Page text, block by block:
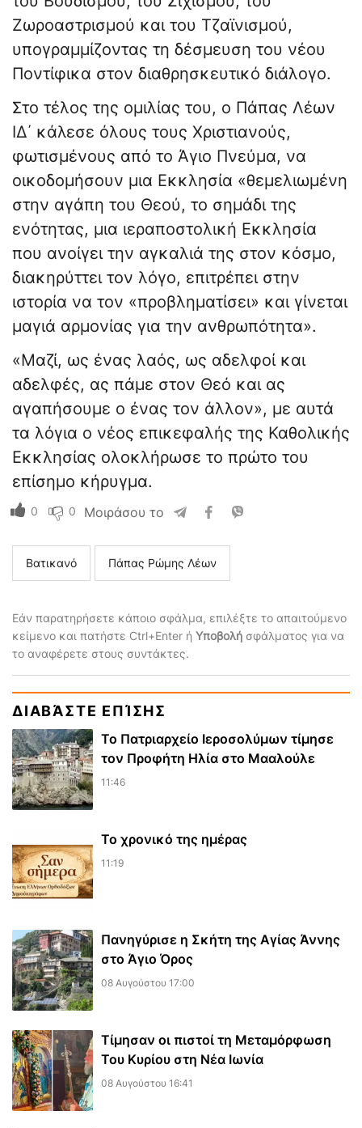
Ζωροαστρισμού και του Τζαϊνισμού,
υπογραμμίζοντας τη δέσμευση του νέου
Ποντίφικα στον διαθρησκευτικό διάλογο.
Στο τέλος της ομιλίας του, ο Πάπας Λέων
ΙΔ΄ κάλεσε όλους τους Χριστιανούς,
φωτισμένους από το Άγιο Πνεύμα, να
οικοδομήσουν μια Εκκλησία «θεμελιωμένη
στην αγάπη του Θεού, το σημάδι της
ενότητας, μια ιεραποστολική Εκκλησία
που ανοίγει την αγκαλιά της στον κόσμο,
διακηρύττει τον λόγο, επιτρέπει στην
ιστορία να τον «προβληματίσει» και γίνεται
μαγιά αρμονίας για την ανθρωπότητα».
«Μαζί, ως ένας λαός, ως αδελφοί και
αδελφές, ας πάμε στον Θεό και ας
αγαπήσουμε ο ένας τον άλλον», με αυτά
τα λόγια ο νέος επικεφαλής της Καθολικής
Εκκλησίας ολοκλήρωσε το πρώτο του
επίσημο κήρυγμα.
0 0 Μοιράσου το
Βατικανό Πάπας Ρώμης Λέων
Εάν παρατηρήσετε κάποιο σφάλμα, επιλέξτε το απαιτούμενο
κείμενο και πατήστε Ctrl+Enter ή Υποβολή σφάλματος για να
το αναφέρετε στους συντάκτες.
ΔΙΑΒΆΣΤΕ ΕΠΊΣΗΣ
Το Πατριαρχείο Ιεροσολύμων τίμησε
τον Προφήτη Ηλία στο Μααλούλε
11:46
Το χρονικό της ημέρας
11:19
Πανηγύρισε η Σκήτη της Αγίας Άννης
στο Άγιο Όρος
08 Αυγούστου 17:00
Τίμησαν οι πιστοί τη Μεταμόρφωση
Του Κυρίου στη Νέα Ιωνία
08 Αυγούστου 16:41